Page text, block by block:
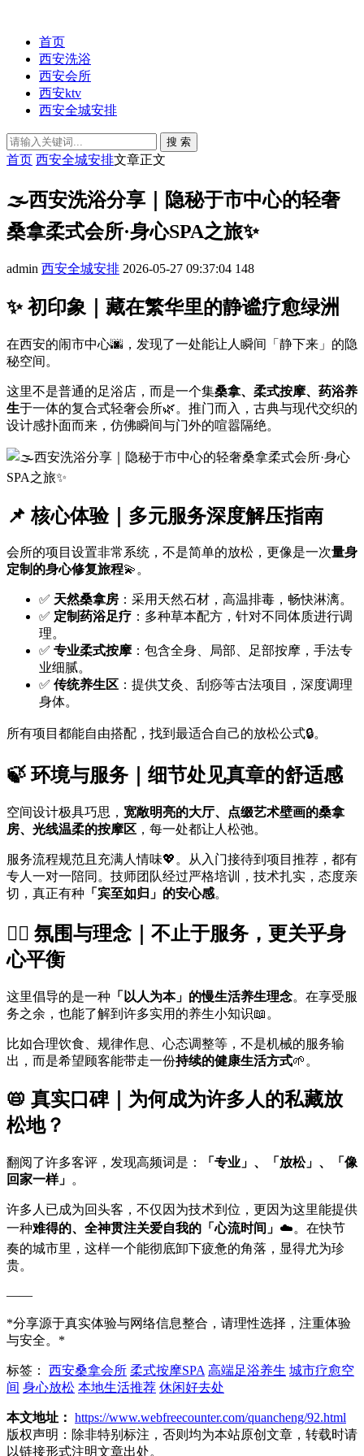
首页
西安洗浴
西安会所
西安ktv
西安全城安排
搜 索
首页 西安全城安排文章正文
🌫️西安洗浴分享｜隐秘于市中心的轻奢
桑拿柔式会所·身心SPA之旅✨
admin 西安全城安排 2026-05-27 09:37:04 148
✨ 初印象｜藏在繁华里的静谧疗愈绿洲
在西安的闹市中心🌆，发现了一处能让人瞬间「静下来」的隐
秘空间。
这里不是普通的足浴店，而是一个集桑拿、柔式按摩、药浴养
生于一体的复合式轻奢会所🌿。推门而入，古典与现代交织的
设计感扑面而来，仿佛瞬间与门外的喧嚣隔绝。
📌 核心体验｜多元服务深度解压指南
会所的项目设置非常系统，不是简单的放松，更像是一次量身
定制的身心修复旅程💫。
✅ 天然桑拿房 ：采用天然石材，高温排毒，畅快淋漓。
✅ 定制药浴足疗 ：多种草本配方，针对不同体质进行调
理。
✅ 专业柔式按摩 ：包含全身、局部、足部按摩，手法专
业细腻。
✅ 传统养生区 ：提供艾灸、刮痧等古法项目，深度调理
身体。
所有项目都能自由搭配，找到最适合自己的放松公式🔒。
🍃 环境与服务｜细节处见真章的舒适感
空间设计极具巧思， 宽敞明亮的大厅、点缀艺术壁画的桑拿
房、光线温柔的按摩区 ，每一处都让人松弛。
服务流程规范且充满人情味💖。从入门接待到项目推荐，都有
专人一对一陪同。技师团队经过严格培训，技术扎实，态度亲
切，真正有种 「宾至如归」的安心感。
💆‍♀️ 氛围与理念｜不止于服务，更关乎身
心平衡
这里倡导的是一种 「以人为本」的慢生活养生理念。在享受服
务之余，也能了解到许多实用的养生小知识📖。
比如合理饮食、规律作息、心态调整等，不是机械的服务输
出，而是希望顾客能带走一份持续的健康生活方式🌱。
📛 真实口碑｜为何成为许多人的私藏放
松地？
翻阅了许多客评，发现高频词是：
「专业」、「放松」、「像
回家一样」 。
许多人已成为回头客，不仅因为技术到位，更因为这里能提供
一种难得的、全神贯注关爱自我的「心流时间」 ☁️。在快节
奏的城市里，这样一个能彻底卸下疲惫的角落，显得尤为珍
贵。
——
*分享源于真实体验与网络信息整合，请理性选择，注重体验
与安全。*
标签： 西安桑拿会所 柔式按摩SPA 高端足浴养生 城市疗愈空
间 身心放松 本地生活推荐 休闲好去处
本文地址： https://www.webfreecounter.com/quancheng/92.html
版权声明： 除非特别标注，否则均为本站原创文章，转载时请
以链接形式注明文章出处。